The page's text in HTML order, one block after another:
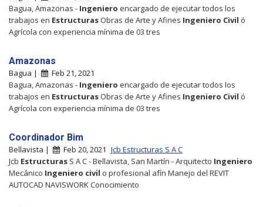
Bagua, Amazonas - Ingeniero encargado de ejecutar todos los
trabajos en EstructurasObras de Arte y Afines Ingeniero Civil ó
Agrícola con experiencia mínima de 03 tres
Amazonas
Bagua |
Feb 21, 2021
Bagua, Amazonas - Ingeniero encargado de ejecutar todos los
trabajos en EstructurasObras de Arte y Afines Ingeniero Civil ó
Agrícola con experiencia mínima de 03 tres
Coordinador Bim
Bellavista | Feb 20, 2021 Jcb Estructuras S A C
Jcb Estructuras S A C - Bellavista, San Martín - Arquitecto Ingeniero
Mecánico Ingeniero civil o profesional afín Manejo del REVIT
AUTOCAD NAVISWORK Conocimiento